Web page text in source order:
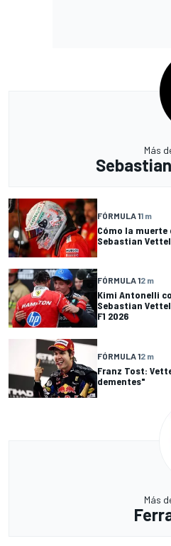
Más
FÓRMULA 11 m
Cómo la
Sebastian Vettel
FÓRMULA 12 m
Kimi Antonelli
Sebastian
F1 2026
FÓRMULA 12 m
Franz Tost:
dementes"
Más